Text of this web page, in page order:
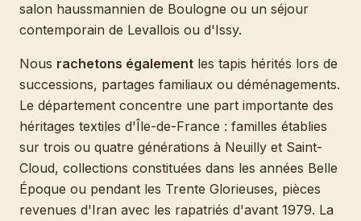
salon haussmannien de Boulogne ou un séjour
contemporain de Levallois ou d'Issy.
Nous rachetons également les tapis hérités lors de
successions, partages familiaux ou déménagements.
Le département concentre une part importante des
héritages textiles d'Île-de-France : familles établies
sur trois ou quatre générations à Neuilly et Saint-
Cloud, collections constituées dans les années Belle
Époque ou pendant les Trente Glorieuses, pièces
revenues d'Iran avec les rapatriés d'avant 1979. La